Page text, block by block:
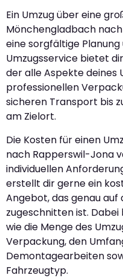
Ein Umzug über eine
Mönchengladbach
eine sorgfältige
Umzugsservice bietet
der alle Aspekte deines
professionellen
sicheren Transport bis
am Zielort.
Die Kosten für einen
nach Rapperswil-Jona
individuellen
erstellt dir gerne ein
Angebot, das genau auf
zugeschnitten ist.
wie die Menge des
Verpackung, den
Demontagearbeiten
Fahrzeugtyp.